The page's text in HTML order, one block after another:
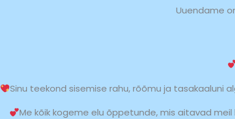
Uuendame
Sinu teekond sisemise rahu, rõõmu ja tasakaaluni
Me kõik kogeme elu õppetunde, mis aitavad